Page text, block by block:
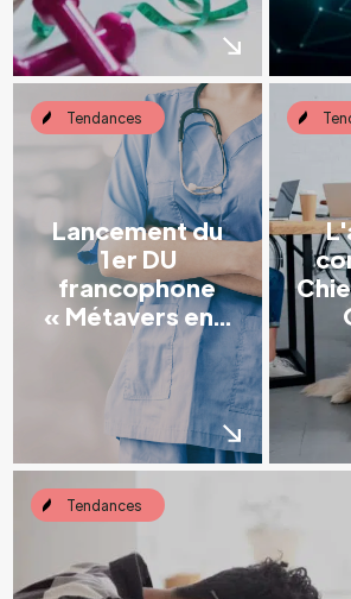
Tendances
Lancement du
1er DU
francophone
« Métavers en...
Tendances